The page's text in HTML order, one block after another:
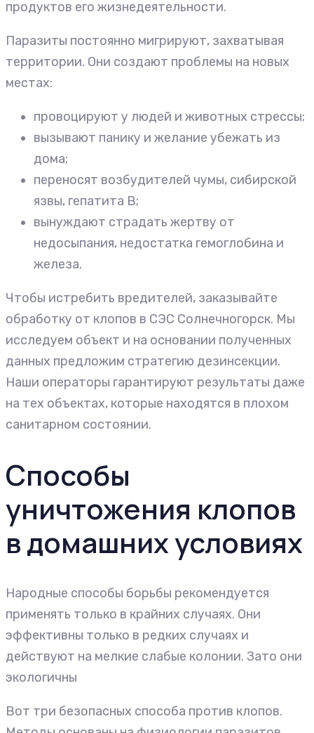
продуктов его жизнедеятельности.
Паразиты постоянно мигрируют, захватывая
территории. Они создают проблемы на новых
местах:
провоцируют у людей и животных стрессы;
вызывают панику и желание убежать из
дома;
переносят возбудителей чумы, сибирской
язвы, гепатита В;
вынуждают страдать жертву от
недосыпания, недостатка гемоглобина и
железа.
Чтобы истребить вредителей, заказывайте
обработку от клопов в СЭС Солнечногорск. Мы
исследуем объект и на основании полученных
данных предложим стратегию дезинсекции.
Наши операторы гарантируют результаты даже
на тех объектах, которые находятся в плохом
санитарном состоянии.
Способы
уничтожения клопов
в домашних условиях
Народные способы борьбы рекомендуется
применять только в крайних случаях. Они
эффективны только в редких случаях и
действуют на мелкие слабые колонии. Зато они
экологичны
Вот три безопасных способа против клопов.